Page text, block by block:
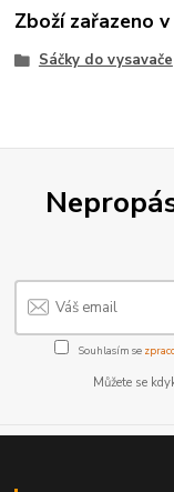
Zboží zařazeno
Sáčky do vysavače
Souhlasím se
Můžete se